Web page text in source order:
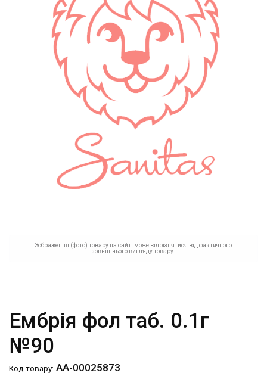
Зображення (фото) товару на сайті може відрізнятися від фактичного
зовнішнього вигляду товару.
Ембрія фол таб. 0.1г
№90
Код товару: АА-00025873